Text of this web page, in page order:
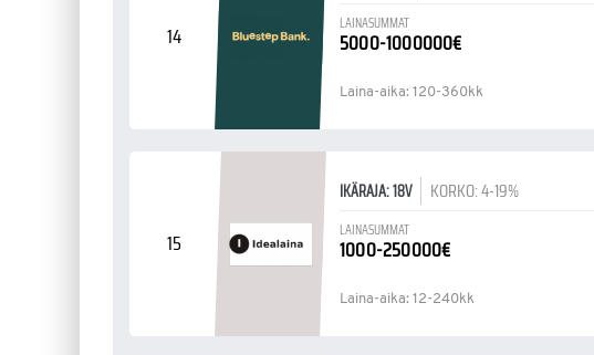
14 LAINASUMMAT
5000-1000000€
Laina-aika: 120-360kk
15
IKÄRAJA: 18V KORKO: 4-19%
LAINASUMMAT
1000-250000€
Laina-aika: 12-240kk